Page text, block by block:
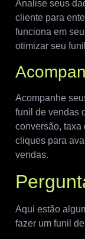
Analise seus
cliente para
funciona em
otimizar seu
Acompanhe
funil de vendas
conversão, taxa
cliques para
vendas.
Aqui estão
fazer um funil